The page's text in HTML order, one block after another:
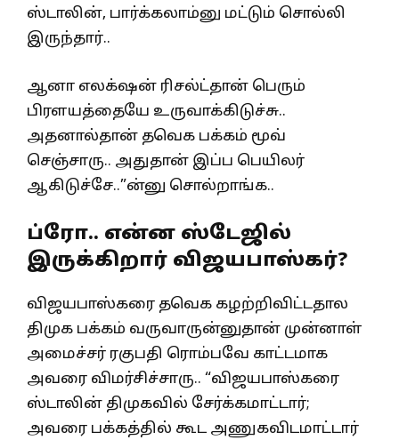
ஸ்டாலின், பார்க்கலாம்னு மட்டும் சொல்லி
இருந்தார்..
ஆனா எலக்‌ஷன் ரிசல்ட்தான் பெரும்
பிரளயத்தையே உருவாக்கிடுச்சு..
அதனால்தான் தவெக பக்கம் மூவ்
செஞ்சாரு.. அதுதான் இப்ப பெயிலர்
ஆகிடுச்சே..”ன்னு சொல்றாங்க..
ப்ரோ.. என்ன ஸ்டேஜில்
இருக்கிறார் விஜயபாஸ்கர்?
விஜயபாஸ்கரை தவெக கழற்றிவிட்டதால
திமுக பக்கம் வருவாருன்னுதான் முன்னாள்
அமைச்சர் ரகுபதி ரொம்பவே காட்டமாக
அவரை விமர்சிச்சாரு.. “விஜயபாஸ்கரை
ஸ்டாலின் திமுகவில் சேர்க்கமாட்டார்;
அவரை பக்கத்தில் கூட அணுகவிடமாட்டார்